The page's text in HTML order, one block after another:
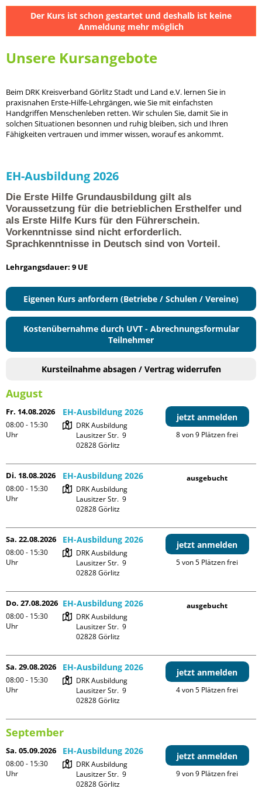
Der Kurs ist schon gestartet und deshalb ist keine
Anmeldung mehr möglich
Unsere Kursangebote
Beim DRK Kreisverband Görlitz Stadt und Land e.V. lernen Sie in
praxisnahen Erste-Hilfe-Lehrgängen, wie Sie mit einfachsten
Handgriffen Menschenleben retten. Wir schulen Sie, damit Sie in
solchen Situationen besonnen und ruhig bleiben, sich und Ihren
Fähigkeiten vertrauen und immer wissen, worauf es ankommt.
EH-Ausbildung 2026
Die Erste Hilfe Grundausbildung gilt als
Voraussetzung für die betrieblichen Ersthelfer und
als Erste Hilfe Kurs für den Führerschein.
Vorkenntnisse sind nicht erforderlich.
Sprachkenntnisse in Deutsch sind von Vorteil.
Lehrgangsdauer: 9 UE
Eigenen Kurs anfordern (Betriebe / Schulen / Vereine)
Kostenübernahme durch UVT - Abrechnungsformular
Teilnehmer
Kursteilnahme absagen / Vertrag widerrufen
August
Fr. 14.08.2026
08:00 - 15:30
Uhr
EH-Ausbildung 2026
DRK Ausbildung
Lausitzer Str.  9
jetzt anmelden
8 von 9 Plätzen frei
Di. 18.08.2026
08:00 - 15:30
Uhr
EH-Ausbildung 2026
DRK Ausbildung
Lausitzer Str.  9
ausgebucht
Sa. 22.08.2026
08:00 - 15:30
Uhr
EH-Ausbildung 2026
DRK Ausbildung
Lausitzer Str.  9
jetzt anmelden
5 von 5 Plätzen frei
Do. 27.08.2026
08:00 - 15:30
Uhr
EH-Ausbildung 2026
DRK Ausbildung
Lausitzer Str.  9
ausgebucht
Sa. 29.08.2026
08:00 - 15:30
Uhr
EH-Ausbildung 2026
DRK Ausbildung
Lausitzer Str.  9
jetzt anmelden
4 von 5 Plätzen frei
September
Sa. 05.09.2026
08:00 - 15:30
Uhr
EH-Ausbildung 2026
DRK Ausbildung
Lausitzer Str.  9
jetzt anmelden
9 von 9 Plätzen frei